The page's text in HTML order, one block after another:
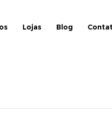
Lojas Blog